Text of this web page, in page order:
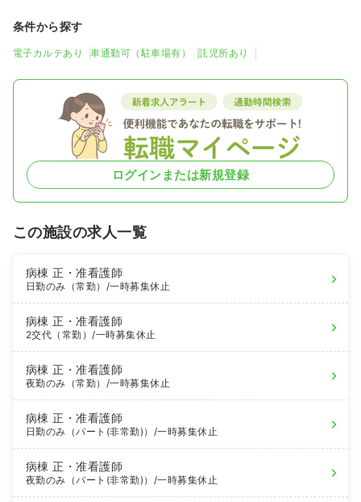
条件から探す
電子カルテあり 車通勤可（駐車場有） 託児所あり
ログインまたは新規登録
この施設の求人一覧
病棟正・准看護師
日勤のみ（常勤） /一時募集休止
病棟正・准看護師
2交代（常勤）/一時募集休止
病棟正・准看護師
夜勤のみ（常勤） /一時募集休止
病棟正・准看護師
日勤のみ（パート(非常勤)） /一時募集休止
病棟正・准看護師
夜勤のみ（パート(非常勤)） /一時募集休止